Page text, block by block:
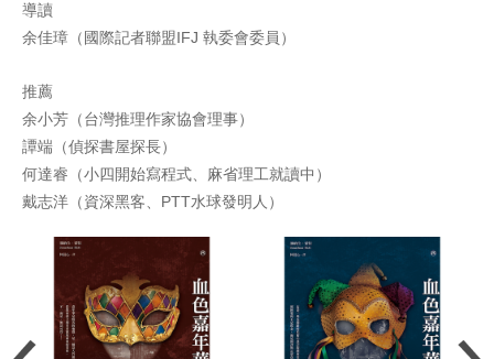
導讀
余佳璋（國際記者聯盟IFJ 執委會委員）
推薦
余小芳（台灣推理作家協會理事）
譚端（偵探書屋探長）
何達睿（小四開始寫程式、麻省理工就讀中）
戴志洋（資深黑客、PTT水球發明人）